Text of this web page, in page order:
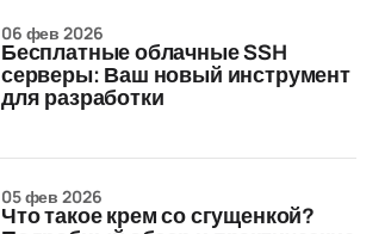
Бесплатные облачные SSH
серверы: Ваш новый инструмент
для разработки
06 фев 2026
Что такое крем со сгущенкой?
05 фев 2026